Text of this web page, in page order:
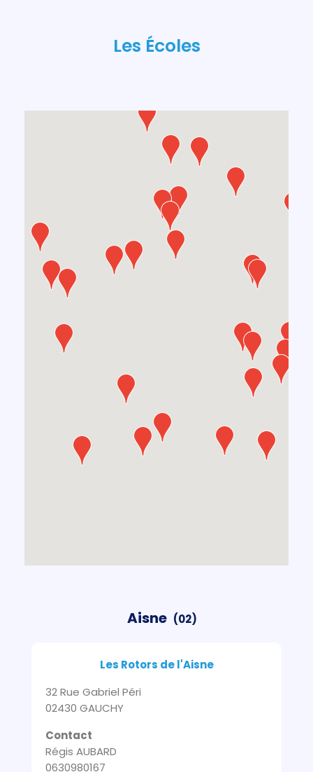
Les Écoles
Aisne (02)
Les Rotors de l'Aisne
32 Rue Gabriel Péri
02430 GAUCHY
Contact
Régis AUBARD
0630980167